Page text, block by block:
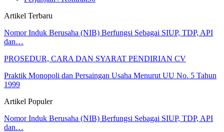
Artikel Terbaru
Nomor Induk Berusaha (NIB) Berfungsi Sebagai SIUP, TDP, API
dan…
PROSEDUR, CARA DAN SYARAT PENDIRIAN CV
Praktik Monopoli dan Persaingan Usaha Menurut UU No. 5 Tahun
1999
Artikel Populer
Nomor Induk Berusaha (NIB) Berfungsi Sebagai SIUP, TDP, API
dan…